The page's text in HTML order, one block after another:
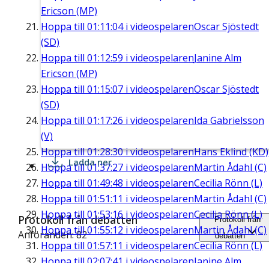
Ericson (MP)
Hoppa till 01:11:04i videospelarenOscar Sjöstedt
(SD)
Hoppa till 01:12:59 i videospelarenJanine Alm
Ericson (MP)
Hoppa till 01:15:07 i videospelarenOscar Sjöstedt
(SD)
Hoppa till 01:17:26 i videospelarenIda Gabrielsson
(V)
Hoppa till01:28:30i videospelarenHans Eklind (KD)
Hoppa till01:37:27 i videospelarenMartin Ådahl (C)
Hoppa till 01:49:48 i videospelarenCecilia Rönn (L)
Hoppa till 01:51:11 i videospelarenMartin Ådahl (C)
Hoppa till 01:53:16 i videospelarenCecilia Rönn (L)
Hoppa till01:55:12 i videospelarenMartin Ådahl (C)
Hoppa till 01:57:11 i videospelarenCecilia Rönn (L)
Ladda ner
Protokoll från debatten
Anföranden: 82
Protokoll från
debatten